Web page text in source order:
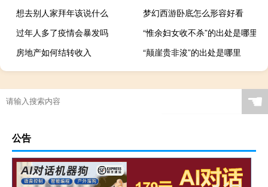
想去别人家拜年该说什么
梦幻西游卧底怎么形容好看
过年人多了疫情会暴发吗
“惟余妇女收不杀”的出处是哪里
房地产如何结转收入
“颠崖贵非浚”的出处是哪里
☚
公告